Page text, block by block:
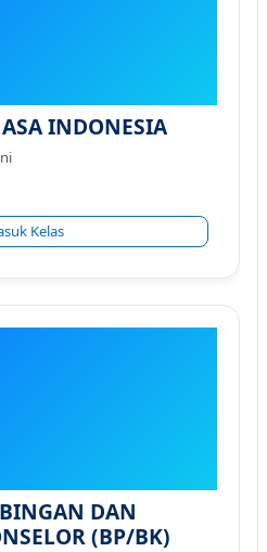
INDONESIA
Kelas
DAN
(BP/BK)